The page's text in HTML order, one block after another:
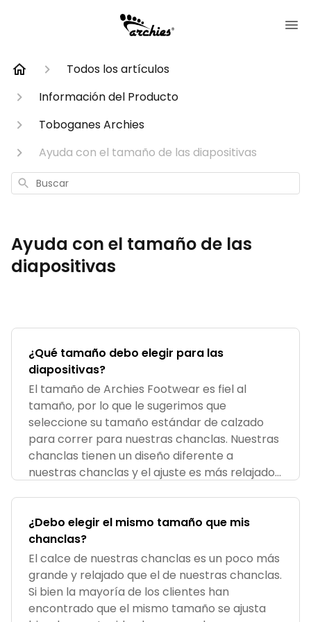
Todos los artículos
Información del Producto
Toboganes Archies
Ayuda con el tamaño de las diapositivas
Buscar
Ayuda con el tamaño de las
diapositivas
¿Qué tamaño debo elegir para las
diapositivas?
El tamaño de Archies Footwear es fiel al
tamaño, por lo que le sugerimos que
seleccione su tamaño estándar de calzado
para correr para nuestras chanclas. Nuestras
chanclas tienen un diseño diferente a
nuestras chanclas y el ajuste es más relajado.
¿Debo elegir el mismo tamaño que mis
chanclas?
El calce de nuestras chanclas es un poco más
grande y relajado que el de nuestras chanclas.
Si bien la mayoría de los clientes han
encontrado que el mismo tamaño se ajusta